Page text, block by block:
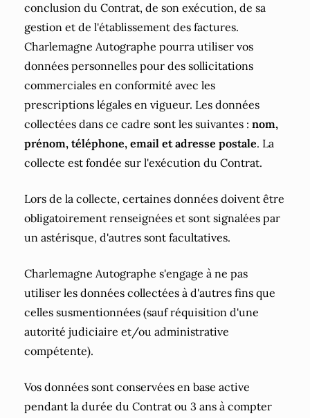
conclusion du Contrat, de son exécution, de sa
gestion et de l'établissement des factures.
Charlemagne Autographe pourra utiliser vos
données personnelles pour des sollicitations
commerciales en conformité avec les
prescriptions légales en vigueur. Les données
collectées dans ce cadre sont les suivantes : nom,
prénom, téléphone, email et adresse postale. La
collecte est fondée sur l'exécution du Contrat.
Lors de la collecte, certaines données doivent être
obligatoirement renseignées et sont signalées par
un astérisque, d'autres sont facultatives.
Charlemagne Autographe s'engage à ne pas
utiliser les données collectées à d'autres fins que
celles susmentionnées (sauf réquisition d'une
autorité judiciaire et/ou administrative
compétente).
Vos données sont conservées en base active
pendant la durée du Contrat ou 3 ans à compter